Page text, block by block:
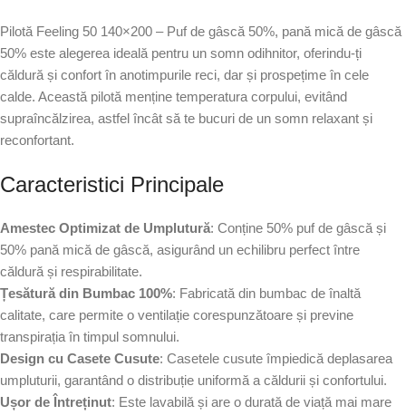
Pilotă Feeling 50 140×200 – Puf de gâscă 50%, pană mică de gâscă
50% este alegerea ideală pentru un somn odihnitor, oferindu-ți
căldură și confort în anotimpurile reci, dar și prospețime în cele
calde. Această pilotă menține temperatura corpului, evitând
supraîncălzirea, astfel încât să te bucuri de un somn relaxant și
reconfortant.
Caracteristici Principale
Amestec Optimizat de Umplutură: Conține 50% puf de gâscă și
50% pană mică de gâscă, asigurând un echilibru perfect între
căldură și respirabilitate.
Țesătură din Bumbac 100%: Fabricată din bumbac de înaltă
calitate, care permite o ventilație corespunzătoare și previne
transpirația în timpul somnului.
Design cu Casete Cusute: Casetele cusute împiedică deplasarea
umpluturii, garantând o distribuție uniformă a căldurii și confortului.
Ușor de Întreținut: Este lavabilă și are o durată de viață mai mare